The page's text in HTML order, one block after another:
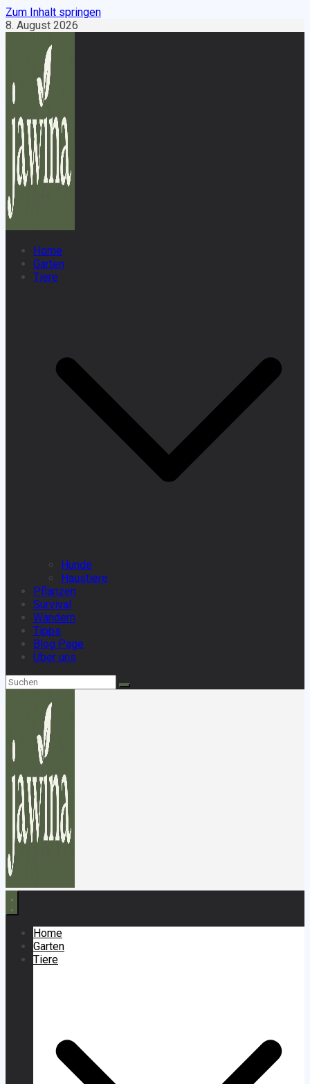
Zum Inhalt springen
8. August 2026
Home
Garten
Tiere
Hunde
Haustiere
Pflanzen
Survival
Wandern
Tipps
Blog Page
Über uns
Home
Garten
Tiere